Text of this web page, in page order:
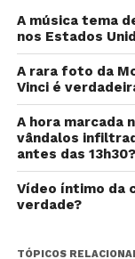
A música tema
nos Estados
A rara foto da
Vinci é
A hora marcada
vândalos
antes das 13h30?
Vídeo íntimo da
verdade?
TÓPICOS